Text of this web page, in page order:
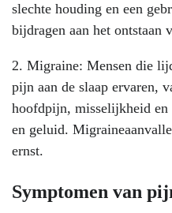
slechte houding en een
bijdragen aan het ontstaan
2. Migraine: Mensen die
pijn aan de slaap ervaren,
hoofdpijn, misselijkheid
en geluid.
ernst.
Symptomen van